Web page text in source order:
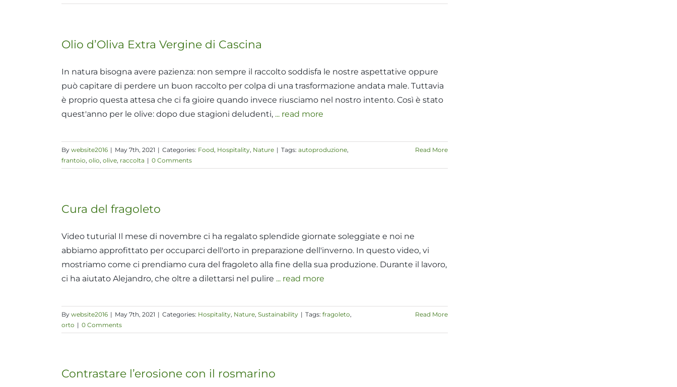
Olio d’Oliva Extra Vergine di Cascina
In natura bisogna avere pazienza: non sempre il raccolto soddisfa le nostre aspettative oppure
può capitare di perdere un buon raccolto per colpa di una trasformazione andata male. Tuttavia
è proprio questa attesa che ci fa gioire quando invece riusciamo nel nostro intento. Così è stato
quest'anno per le olive: dopo due stagioni deludenti, ... read more
By website2016 | May 7th, 2021 | Categories: Food, Hospitality, Nature | Tags: autoproduzione,
frantoio, olio, olive, raccolta | 0 Comments
Read More
Cura del fragoleto
Video tuturial Il mese di novembre ci ha regalato splendide giornate soleggiate e noi ne
abbiamo approfittato per occuparci dell'orto in preparazione dell'inverno. In questo video, vi
mostriamo come ci prendiamo cura del fragoleto alla fine della sua produzione. Durante il lavoro,
ci ha aiutato Alejandro, che oltre a dilettarsi nel pulire ... read more
By website2016 | May 7th, 2021 | Categories: Hospitality, Nature, Sustainability | Tags: fragoleto,
orto | 0 Comments
Read More
Contrastare l’erosione con il rosmarino